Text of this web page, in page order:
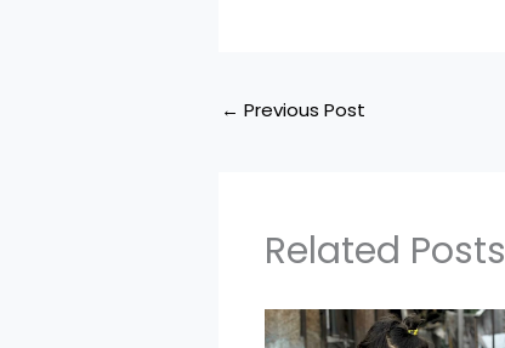
← Previous Post
Related Posts